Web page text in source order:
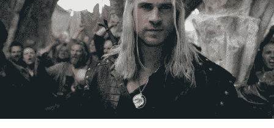
Un estilo arriesgado y difícil de dominar.
Al ser una peleadora cuyo estilo de juego se enfoca en la
constante presión a corta distancia, la hace un personaje
con una jugabilidad muy arriesgada ya que por lo mismo no
hay margen para errores, puesto que una combo fallido